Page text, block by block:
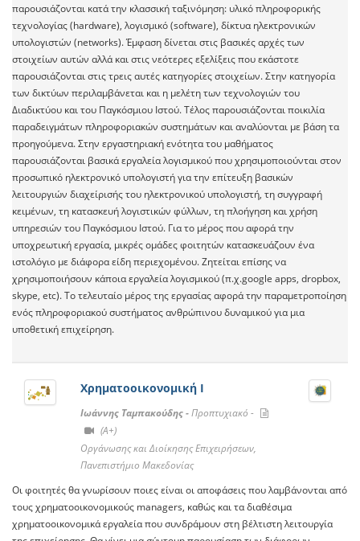
παρουσιάζονται κατά την κλασσική ταξινόμηση: υλικό πληροφορικής
τεχνολογίας (hardware), λογισμικό (software), δίκτυα ηλεκτρονικών
υπολογιστών (networks). Έμφαση δίνεται στις βασικές αρχές των
στοιχείων αυτών αλλά και στις νεότερες εξελίξεις που εκάστοτε
παρουσιάζονται στις τρεις αυτές κατηγορίες στοιχείων. Στην κατηγορία
των δικτύων περιλαμβάνεται και η μελέτη των τεχνολογιών του
Διαδικτύου και του Παγκόσμιου Ιστού. Τέλος παρουσιάζονται ποικιλία
παραδειγμάτων πληροφοριακών συστημάτων και αναλύονται με βάση τα
προηγούμενα. Στην εργαστηριακή ενότητα του μαθήματος
παρουσιάζονται βασικά εργαλεία λογισμικού που χρησιμοποιούνται στον
προσωπικό ηλεκτρονικό υπολογιστή για την επίτευξη βασικών
λειτουργιών διαχείρισής του ηλεκτρονικού υπολογιστή, τη συγγραφή
κειμένων, τη κατασκευή λογιστικών φύλλων, τη πλοήγηση και χρήση
υπηρεσιών του Παγκόσμιου Ιστού. Για το μέρος που αφορά την
υποχρεωτική εργασία, μικρές ομάδες φοιτητών κατασκευάζουν ένα
ιστολόγιο με διάφορα είδη περιεχομένου. Ζητείται επίσης να
χρησιμοποιήσουν κάποια εργαλεία λογισμικού (π.χ.google apps, dropbox,
skype, etc). Το τελευταίο μέρος της εργασίας αφορά την παραμετροποίηση
ενός πληροφοριακού συστήματος ανθρώπινου δυναμικού για μια
υποθετική επιχείρηση.
Χρηματοοικονομική Ι
Ιωάννης Ταμπακούδης -Προπτυχιακό -
(A+)
Οργάνωσης και Διοίκησης Επιχειρήσεων,
Πανεπιστήμιο Μακεδονίας
Οι φοιτητές θα γνωρίσουν ποιες είναι οι αποφάσεις που λαμβάνονται από
τους χρηματοοικονομικούς managers, καθώς και τα διαθέσιμα
χρηματοοικονομικά εργαλεία που συνδράμουν στη βέλτιστη λειτουργία